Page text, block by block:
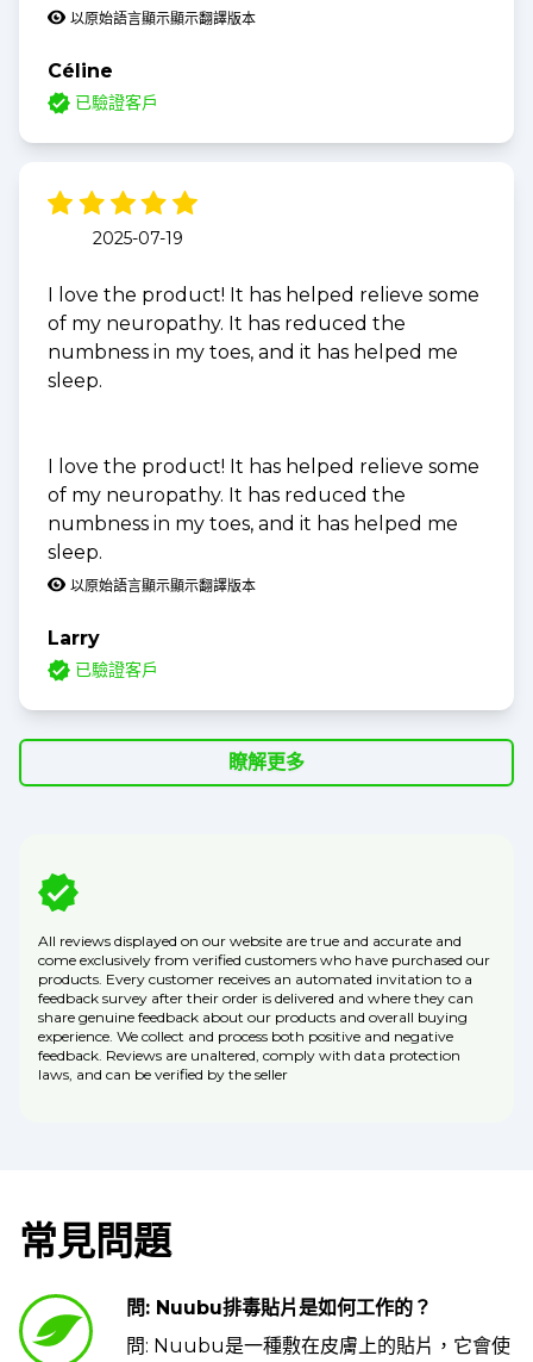
以原始語言顯示顯示翻譯版本
Céline
已驗證客戶
2025-07-19
I love the product! It has helped relieve some
of my neuropathy. It has reduced the
numbness in my toes, and it has helped me
sleep.
I love the product! It has helped relieve some
of my neuropathy. It has reduced the
numbness in my toes, and it has helped me
sleep.
以原始語言顯示顯示翻譯版本
Larry
已驗證客戶
瞭解更多
All reviews displayed on our website are true and accurate and
come exclusively from verified customers who have purchased our
products. Every customer receives an automated invitation to a
feedback survey after their order is delivered and where they can
share genuine feedback about our products and overall buying
experience. We collect and process both positive and negative
feedback. Reviews are unaltered, comply with data protection
laws, and can be verified by the seller
常見問題
問: Nuubu排毒貼片是如何工作的？
問: Nuubu是一種敷在皮膚上的貼片，它會使